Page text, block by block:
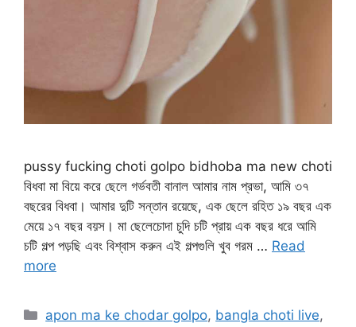
pussy fucking choti golpo bidhoba ma new choti
বিধবা মা বিয়ে করে ছেলে গর্ভবতী বানাল আমার নাম প্রভা, আমি ৩৭
বছরের বিধবা। আমার দুটি সন্তান রয়েছে, এক ছেলে রহিত ১৯ বছর এক
মেয়ে ১৭ বছর বয়স। মা ছেলেচোদা চুদি চটি প্রায় এক বছর ধরে আমি
চটি গল্প পড়ছি এবং বিশ্বাস করুন এই গল্পগুলি খুব গরম … Read
more
Categories
apon ma ke chodar golpo, bangla choti live,